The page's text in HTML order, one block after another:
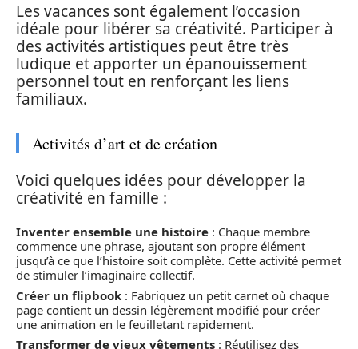
Les vacances sont également l’occasion
idéale pour libérer sa créativité. Participer à
des activités artistiques peut être très
ludique et apporter un épanouissement
personnel tout en renforçant les liens
familiaux.
Activités d’art et de création
Voici quelques idées pour développer la
créativité en famille :
Inventer ensemble une histoire : Chaque membre
commence une phrase, ajoutant son propre élément
jusqu’à ce que l’histoire soit complète. Cette activité permet
de stimuler l’imaginaire collectif.
Créer un flipbook : Fabriquez un petit carnet où chaque
page contient un dessin légèrement modifié pour créer
une animation en le feuilletant rapidement.
Transformer de vieux vêtements : Réutilisez des